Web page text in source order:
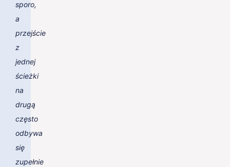
sporo,
a
przejście
z
jednej
ścieżki
na
drugą
często
odbywa
się
zupełnie